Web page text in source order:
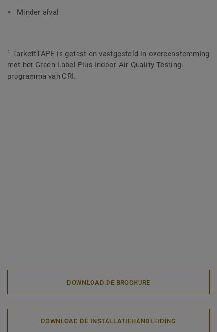
Minder afval
1 TarkettTAPE is getest en vastgesteld in overeenstemming
met het Green Label Plus Indoor Air Quality Testing-
programma van CRI.
DOWNLOAD DE BROCHURE
DOWNLOAD DE INSTALLATIEHANDLEIDING